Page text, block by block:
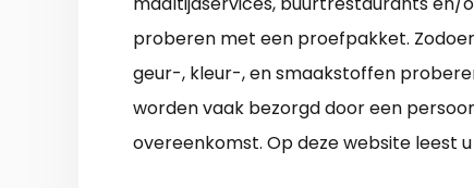
proberen met een proefpakket.
geur-, kleur-, en smaakstoffen
worden vaak bezorgd door een
overeenkomst. Op deze website leest